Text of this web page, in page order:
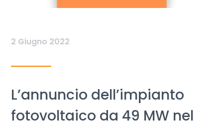
2 Giugno 2022
L’annuncio dell’impianto
fotovoltaico da 49 MW nel